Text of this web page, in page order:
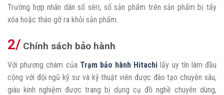
Trường hợp nhãn dán số sêri, số sản phẩm trên sản phẩm bị tẩy
xóa hoặc tháo gỡ ra khỏi sản phẩm.
2/ Chính sách bảo hành
Với phương châm của Trạm bảo hành Hitachi lấy uy tín làm đầu
cộng với đội ngũ kỹ sư và kỹ thuật viên được đào tạo chuyên sâu,
giàu kinh nghiệm được trang bị dụng cụ đồ nghề chuyên dùng,